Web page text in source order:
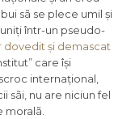
sã se plece umil și
într-un pseudo-
dovedit și demascat
care își
internațional,
sãi, nu are niciun fel